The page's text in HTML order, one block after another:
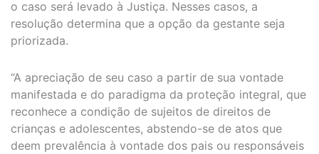
o caso será levado à Justiça. Nesses casos, a
resolução determina que a opção da gestante seja
priorizada.
“A apreciação de seu caso a partir de sua vontade
manifestada e do paradigma da proteção integral, que
reconhece a condição de sujeitos de direitos de
crianças e adolescentes, abstendo-se de atos que
deem prevalência à vontade dos pais ou responsáveis